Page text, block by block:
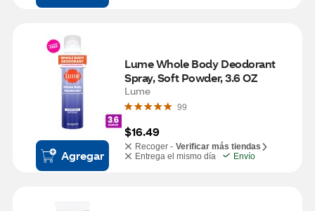
Agregar
Lume Whole Body Deodorant
Spray, Soft Powder, 3.6 OZ
Lume
99
$16.49
Recoger - Verificar más tiendas
Entrega el mismo día
Envío